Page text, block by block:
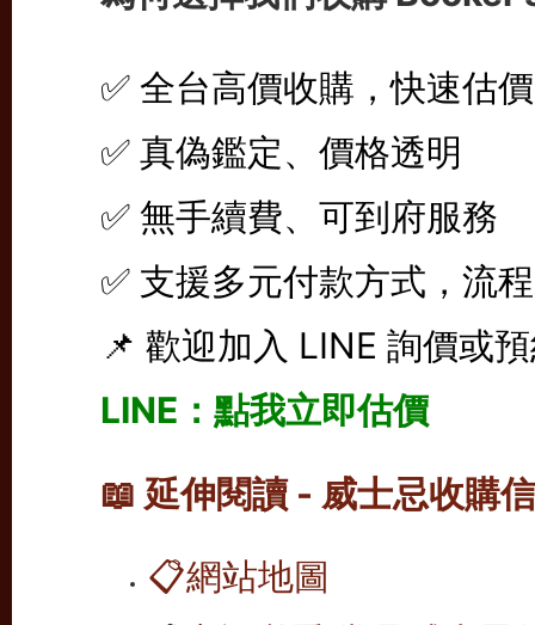
✅ 全台高價收購，快速估價
✅ 真偽鑑定、價格透明
✅ 無手續費、可到府服務
✅ 支援多元付款方式，流
📌 歡迎加入 LINE 詢價或
LINE：點我立即估價
📖 延伸閱讀 - 威士忌收購
📋網站地圖